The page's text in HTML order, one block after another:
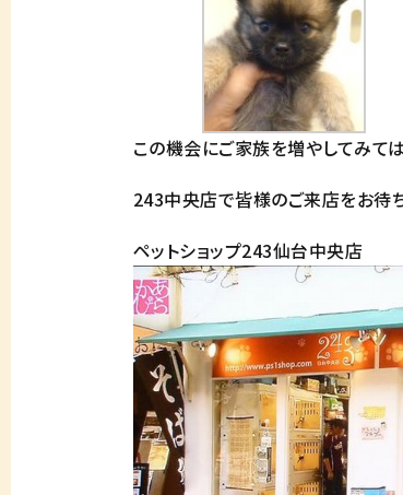
この機会にご家族を増やしてみて
243中央店で皆様のご来店をお待ち
ペットショップ243仙台中央店